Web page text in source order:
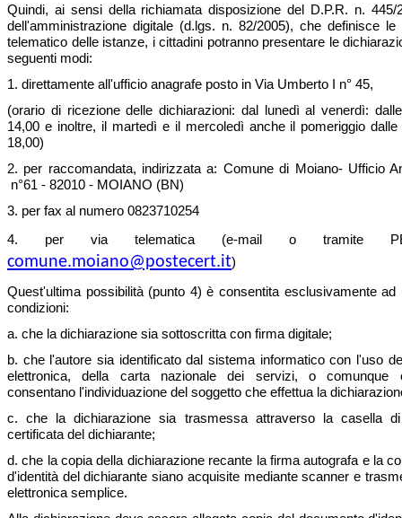
Quindi, ai sensi della richiamata disposizione del D.P.R. n. 445/
dell'amministrazione digitale (d.lgs. n. 82/2005), che definisce le
telematico delle istanze, i cittadini potranno presentare le
seguenti modi:
1. direttamente all'ufficio anagrafe posto in Via Umberto I n° 45,
(orario di ricezione delle dichiarazioni: dal lunedì al venerdì:
14,00 e inoltre, il martedì e il mercoledì anche il pomeriggio
18,00)
2. per raccomandata, indirizzata a: Comune di Moiano- Ufficio
n°61 - 82010 - MOIANO (BN)
3. per fax al numero 0823710254
4. per via telematica (e-mail o tramite
comune.moiano@postecert.it)
Quest'ultima possibilità (punto 4) è consentita esclusivamente ad
condizioni:
a. che la dichiarazione sia sottoscritta con firma digitale;
b. che l'autore sia identificato dal sistema informatico con l'uso
elettronica, della carta nazionale dei servizi, o comunque
consentano l'individuazione del soggetto che effettua la
c. che la dichiarazione sia trasmessa attraverso la casella
certificata del dichiarante;
d. che la copia della dichiarazione recante la firma autografa e la
d'identità del dichiarante siano acquisite mediante scanner e
elettronica semplice.